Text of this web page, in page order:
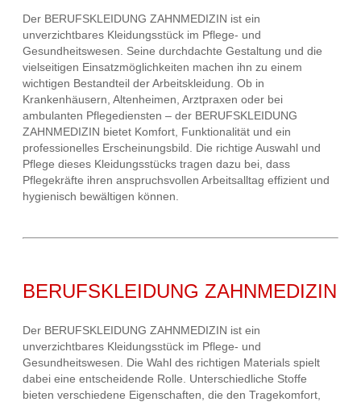
Der BERUFSKLEIDUNG ZAHNMEDIZIN ist ein
unverzichtbares Kleidungsstück im Pflege- und
Gesundheitswesen. Seine durchdachte Gestaltung und die
vielseitigen Einsatzmöglichkeiten machen ihn zu einem
wichtigen Bestandteil der Arbeitskleidung. Ob in
Krankenhäusern, Altenheimen, Arztpraxen oder bei
ambulanten Pflegediensten – der BERUFSKLEIDUNG
ZAHNMEDIZIN bietet Komfort, Funktionalität und ein
professionelles Erscheinungsbild. Die richtige Auswahl und
Pflege dieses Kleidungsstücks tragen dazu bei, dass
Pflegekräfte ihren anspruchsvollen Arbeitsalltag effizient und
hygienisch bewältigen können.
BERUFSKLEIDUNG ZAHNMEDIZIN
Der BERUFSKLEIDUNG ZAHNMEDIZIN ist ein
unverzichtbares Kleidungsstück im Pflege- und
Gesundheitswesen. Die Wahl des richtigen Materials spielt
dabei eine entscheidende Rolle. Unterschiedliche Stoffe
bieten verschiedene Eigenschaften, die den Tragekomfort,